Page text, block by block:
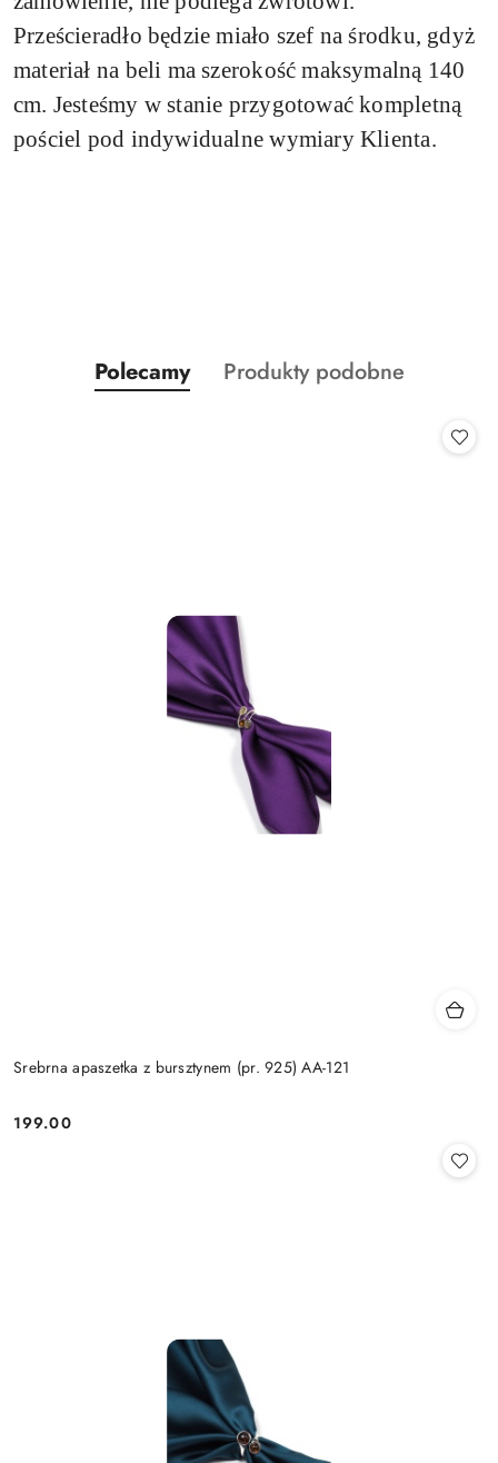
Prześcieradło będzie miało szef na środku, gdyż
materiał na beli ma szerokość maksymalną 140
cm. Jesteśmy w stanie przygotować kompletną
pościel pod indywidualne wymiary Klienta.
Pomiń karuzelę produktów
Produkty
o
Polecamy
Produkty
Produkty podobne
Srebrna apaszetka z bursztynem (pr. 925) AA-121
Cena:
199.00